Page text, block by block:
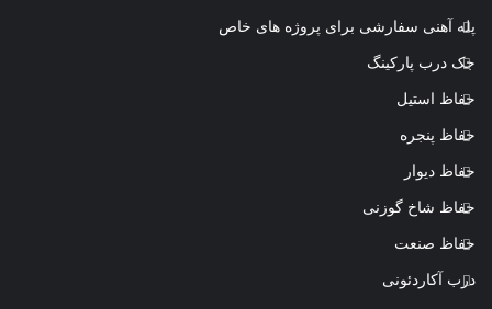
پله آهنی سفارشی برای پروژه های خاص
جک درب پارکینگ
حفاظ استیل
حفاظ پنجره
حفاظ دیوار
حفاظ شاخ گوزنی
حفاظ صنعت
درب آکاردئونی